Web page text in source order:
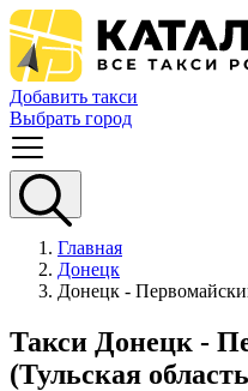
Добавить такси
Выбрать город
Главная
Донецк
Донецк -
Такси Донецк -
(Тульская